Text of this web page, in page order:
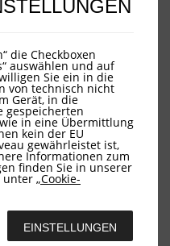
die Checkboxen
auswählen und auf
Sie ein in die
von technisch nicht
Gerät, in die
gespeicherten
in eine Übermittlung
kein der EU
gewährleistet ist,
Informationen zum
finden Sie in unserer
unter „Cookie-
EINSTELLUNGEN
SENDEN